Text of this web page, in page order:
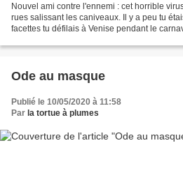
Nouvel ami contre l'ennemi : cet horrible
rues salissant les caniveaux. Il y a peu tu
facettes tu défilais à Venise pendant le
Ode au masque
Publié le 10/05/2020 à 11:58
Par la tortue à plumes